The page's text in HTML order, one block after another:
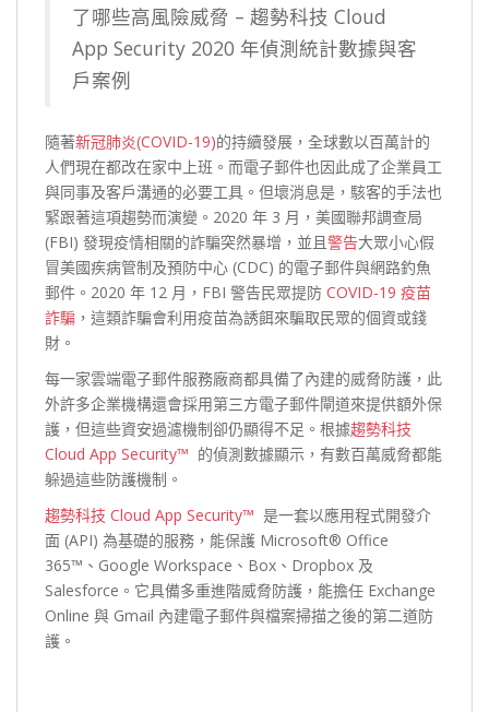
了哪些高風險威脅 – 趨勢科技 Cloud
App Security 2020 年偵測統計數據與客
戶案例
隨著新冠肺炎(COVID-19)的持續發展，全球數以百萬計的
人們現在都改在家中上班。而電子郵件也因此成了企業員工
與同事及客戶溝通的必要工具。但壞消息是，駭客的手法也
緊跟著這項趨勢而演變。2020 年 3 月，美國聯邦調查局
(FBI) 發現疫情相關的詐騙突然暴增，並且警告大眾小心假
冒美國疾病管制及預防中心 (CDC) 的電子郵件與網路釣魚
郵件。2020 年 12 月，FBI 警告民眾提防 COVID-19 疫苗
詐騙 ，這類詐騙會利用疫苗為誘餌來騙取民眾的個資或錢
財。
每一家雲端電子郵件服務廠商都具備了內建的威脅防護，此
外許多企業機構還會採用第三方電子郵件閘道來提供額外保
護，但這些資安過濾機制卻仍顯得不足。根據趨勢科技
Cloud App Security™ 的偵測數據顯示，有數百萬威脅都能
躲過這些防護機制。
趨勢科技 Cloud App Security™ 是一套以應用程式開發介
面 (API) 為基礎的服務，能保護 Microsoft® Office
365™、Google Workspace、Box、Dropbox 及
Salesforce。它具備多重進階威脅防護，能擔任 Exchange
Online 與 Gmail 內建電子郵件與檔案掃描之後的第二道防
護。